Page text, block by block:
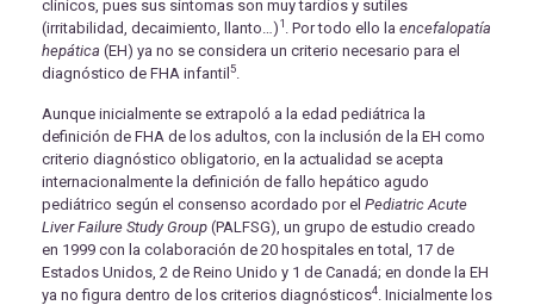
clínicos, pues sus síntomas son muy tardíos y sutiles
(irritabilidad, decaimiento, llanto…)1 . Por todo ello la encefalopatía
hepática (EH) ya no se considera un criterio necesario para el
diagnóstico de FHA infantil 5
Aunque inicialmente se extrapoló a la edad pediátrica la
definición de FHA de los adultos, con la inclusión de la EH como
criterio diagnóstico obligatorio, en la actualidad se acepta
internacionalmente la definición de fallo hepático agudo
pediátrico según el consenso acordado por el Pediatric Acute
Liver Failure Study Group (PALFSG), un grupo de estudio creado
en 1999 con la colaboración de 20 hospitales en total, 17 de
Estados Unidos, 2 de Reino Unido y 1 de Canadá; en donde la EH
ya no figura dentro de los criterios diagnósticos4 . Inicialmente los